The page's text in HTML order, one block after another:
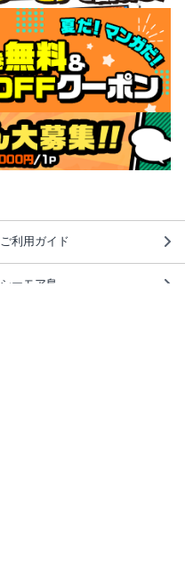
ご利用ガイド
シーモア島